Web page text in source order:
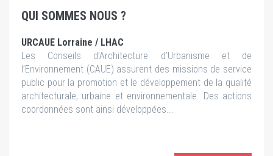
QUI SOMMES NOUS ?
URCAUE Lorraine / LHAC
Les Conseils d’Architecture d’Urbanisme et de
l’Environnement (CAUE) assurent des missions de service
public pour la promotion et le développement de la qualité
architecturale, urbaine et environnementale. Des actions
coordonnées sont ainsi développées...